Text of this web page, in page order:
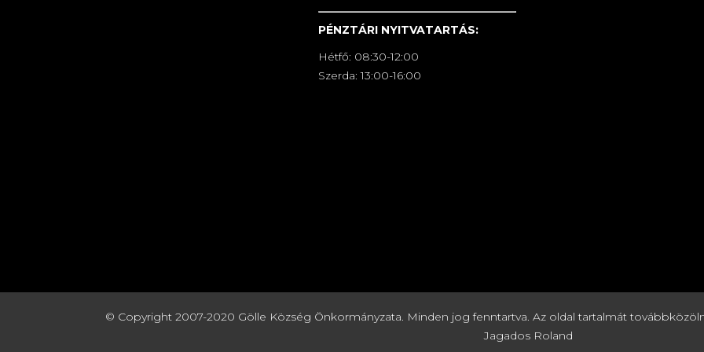
PÉNZTÁRI NYITVATARTÁS:
Hétfő: 08:30-12:00
Szerda: 13:00-16:00
© Copyright 2007-2020 Gölle Község Önkormányzata. Minden jog fenntartva. Az oldal tartalmát
Jagados Roland